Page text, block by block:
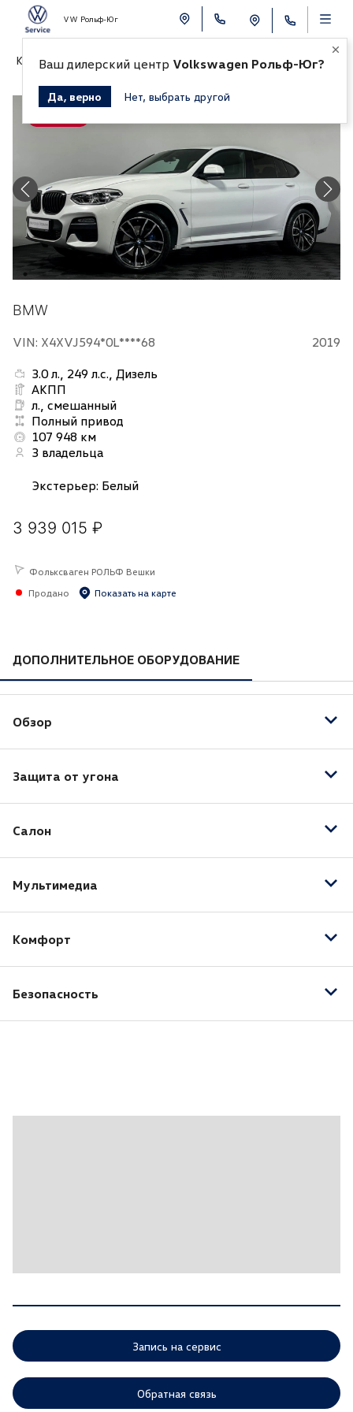
VW Рольф-Юг
К СПИСКУ АВТОМОБИЛЕЙ
ДОПОЛНИТЕЛЬНОЕ ОБОРУДОВАНИЕ
Обзор
Датчик света
Защита от угона
Иммобилайзер
Салон
Мультимедиа
Bluetooth
Комфорт
Камера задняя
Круиз-контроль
Электростеклоподъёмники передние
Безопасность
BMW
VIN: X4XVJ594*0L****68
2019
3.0 л., 249 л.с., Дизель
АКПП
л., смешанный
Полный привод
107 948 км
3 владельца
Экстерьер: Белый
3 939 015 ₽
Фольксваген РОЛЬФ Вешки
Продано
Показать на карте
Запись на сервис
Обратная связь
Ваш дилерский центр Volkswagen Рольф-Юг?
Да, верно Нет, выбрать другой